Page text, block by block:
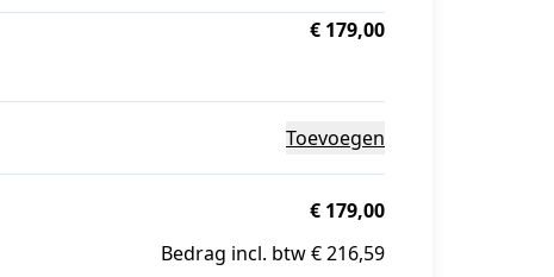
€ 179,00
Toevoegen
€ 179,00
Bedrag incl. btw € 216,59